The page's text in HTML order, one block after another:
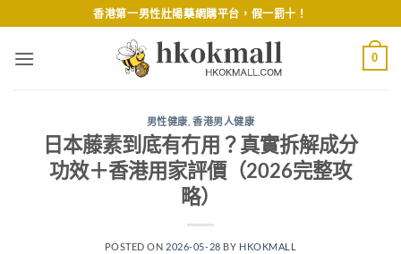
to
content
香港第一男性壯陽藥網購平台，假一罰十！
0
男性健康, 香港男人健康
日本藤素到底有冇用？真實拆解成分
功效＋香港用家評價（2026完整攻
略）
POSTED ON 2026-05-28 BY HKOKMALL